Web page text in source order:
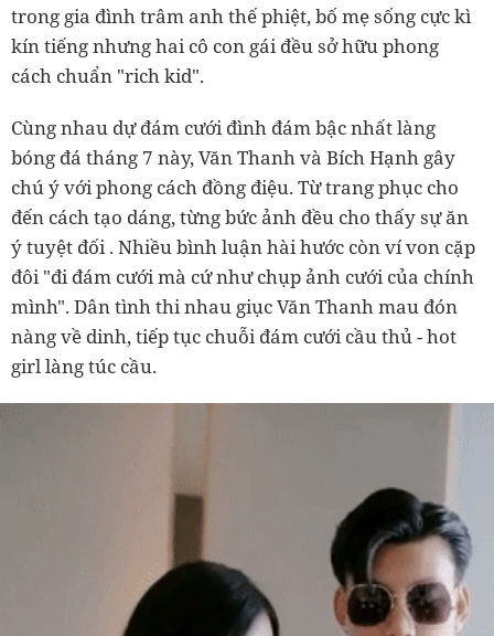
trong gia đình trâm anh thế phiệt, bố mẹ sống cực kì
kín tiếng nhưng hai cô con gái đều sở hữu phong
cách chuẩn "rich kid".
Cùng nhau dự đám cưới đình đám bậc nhất làng
bóng đá tháng 7 này, Văn Thanh và Bích Hạnh gây
chú ý với phong cách đồng điệu. Từ trang phục cho
đến cách tạo dáng, từng bức ảnh đều cho thấy sự ăn
ý tuyệt đối . Nhiều bình luận hài hước còn ví von cặp
đôi "đi đám cưới mà cứ như chụp ảnh cưới của chính
mình". Dân tình thi nhau giục Văn Thanh mau đón
nàng về dinh, tiếp tục chuỗi đám cưới cầu thủ - hot
girl làng túc cầu.